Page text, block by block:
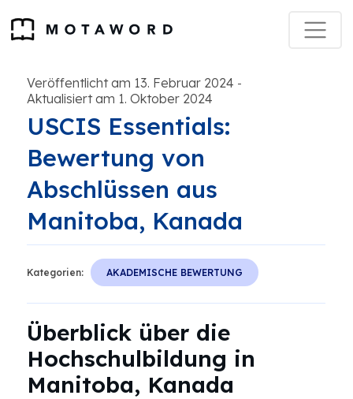
Veröffentlicht am 13. Februar 2024 -
Aktualisiert am 1. Oktober 2024
USCIS Essentials:
Bewertung von
Abschlüssen aus
Manitoba, Kanada
Kategorien: AKADEMISCHE BEWERTUNG
Überblick über die
Hochschulbildung in
Manitoba, Kanada